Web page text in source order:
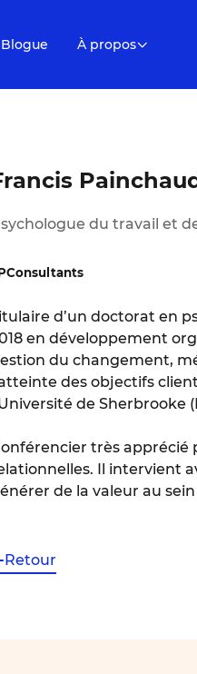
Blogue À propos
du travail et
d’un doctorat en
en développement
du changement,
des objectifs
de Sherbrooke
très apprécié
Il intervient
de la valeur au
Retour